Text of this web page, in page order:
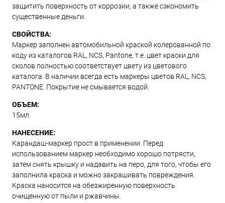
защитить поверхность от коррозии, а также сэкономить
существенные деньги.
СВОЙСТВА:
Маркер заполнен автомобильной краской колерованной по
коду из каталогов RAL, NCS, Pantone, т.е. цвет краски для
сколов полностью соответствует цвету из цветового
каталога. В наличии всегда есть маркеры цветов RAL, NCS,
PANTONE. Покрытие не смывается водой.
ОБЪЕМ:
15мл
НАНЕСЕНИЕ:
Карандаш-маркер прост в применении. Перед
использованием маркер необходимо хорошо потрясти,
затем снять крышку и надавить на перо, для того, чтобы его
заполнила краска и можно закрашивать повреждения.
Краска наносится на обезжиренную поверхность
очищенную от пыли и ржавчины.